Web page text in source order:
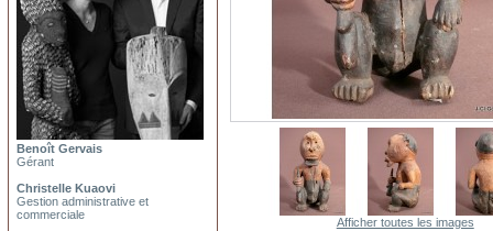
Benoît Gervais
Gérant
Christelle Kuaovi
Gestion administrative et
commerciale
Afficher toutes les images